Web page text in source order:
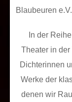
Blaubeuren e.V.
In der
Theater in
Dichterinnen
Werke der
denen wir